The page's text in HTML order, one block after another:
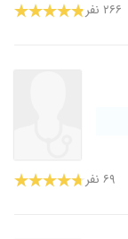
۲۶۶ نفر
۶۹ نفر